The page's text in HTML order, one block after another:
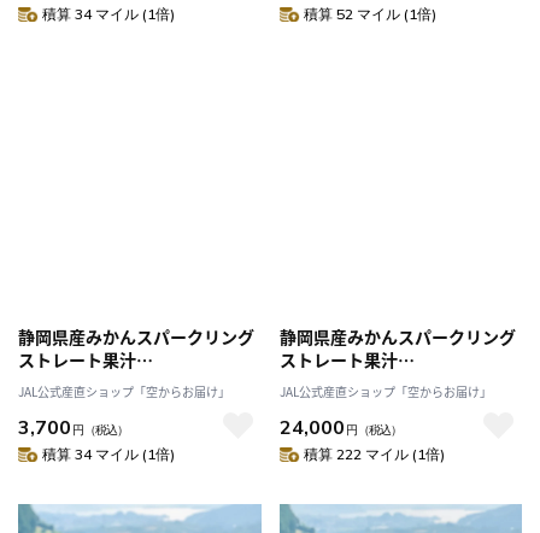
積算 34 マイル (1倍) 積算 52 マイル (1倍)
静岡県産みかんスパークリング
ストレート果汁
100％〔250ml×3本セット〕か
んきつ商社Aquamarine株式会
社
JAL公式産直ショップ「空からお届け」
3,700 円 （税込）
積算 34 マイル (1倍)
静岡県産みかんスパークリング
ストレート果汁
100％〔250ml×24本セット〕
かんきつ商社Aquamarine株式
会社
JAL公式産直ショップ「空からお届け」
24,000 円 （税込）
積算 222 マイル (1倍)